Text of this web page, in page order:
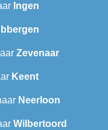
Ingen
Zevenaar
Keent
Neerloon
Wilbertoord